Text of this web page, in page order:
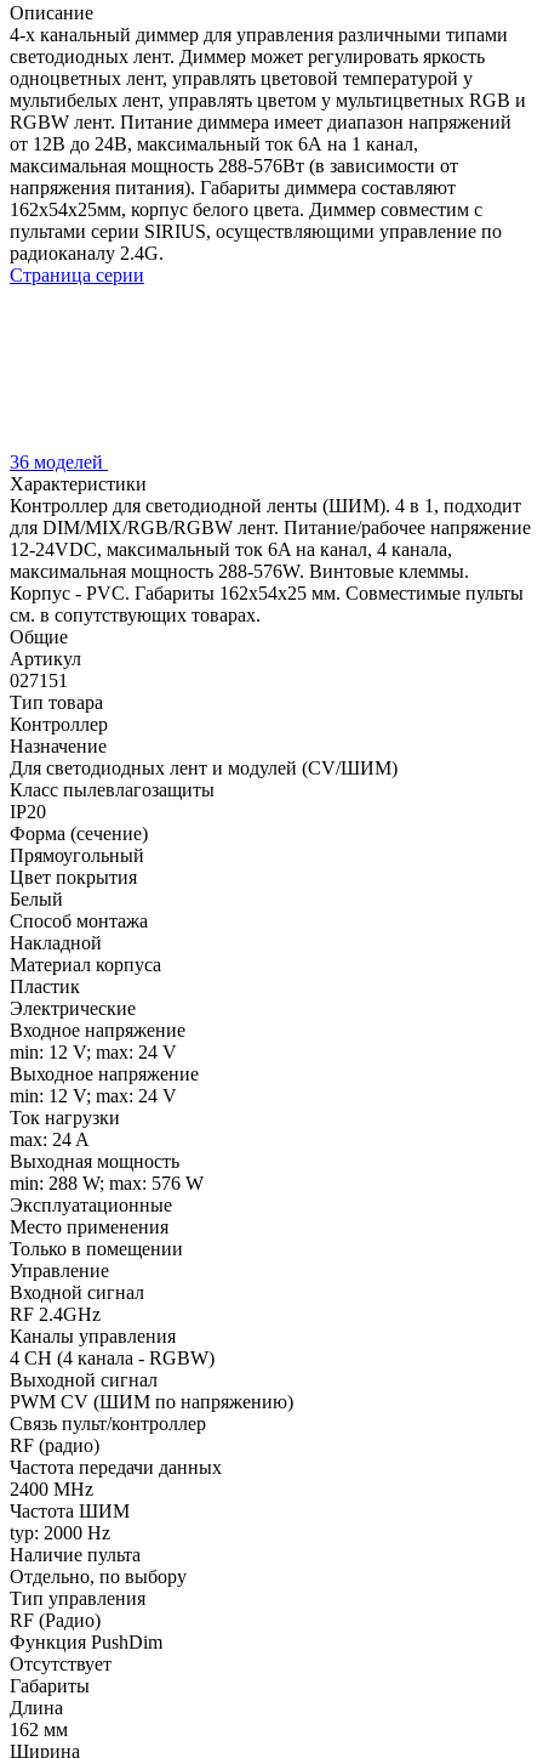
Описание
4-х канальный диммер для управления различными типами
светодиодных лент. Диммер может регулировать яркость
одноцветных лент, управлять цветовой температурой у
мультибелых лент, управлять цветом у мультицветных RGB и
RGBW лент. Питание диммера имеет диапазон напряжений
от 12В до 24В, максимальный ток 6А на 1 канал,
максимальная мощность 288-576Вт (в зависимости от
напряжения питания). Габариты диммера составляют
162х54х25мм, корпус белого цвета. Диммер совместим с
пультами серии SIRIUS, осуществляющими управление по
радиоканалу 2.4G.
Страница серии
36 моделей
Характеристики
Контроллер для светодиодной ленты (ШИМ). 4 в 1, подходит
для DIM/MIX/RGB/RGBW лент. Питание/рабочее напряжение
12-24VDC, максимальный ток 6A на канал, 4 канала,
максимальная мощность 288-576W. Винтовые клеммы.
Корпус - PVC. Габариты 162х54х25 мм. Совместимые пульты
см. в сопутствующих товарах.
Общие
Артикул
027151
Тип товара
Контроллер
Назначение
Для светодиодных лент и модулей (CV/ШИМ)
Класс пылевлагозащиты
IP20
Форма (сечение)
Прямоугольный
Цвет покрытия
Белый
Способ монтажа
Накладной
Материал корпуса
Пластик
Электрические
Входное напряжение
min: 12 V; max: 24 V
Выходное напряжение
min: 12 V; max: 24 V
Ток нагрузки
max: 24 A
Выходная мощность
min: 288 W; max: 576 W
Эксплуатационные
Место применения
Только в помещении
Управление
Входной сигнал
RF 2.4GHz
Каналы управления
4 CH (4 канала - RGBW)
Выходной сигнал
PWM СV (ШИМ по напряжению)
Связь пульт/контроллер
RF (радио)
Частота передачи данных
2400 MHz
Частота ШИМ
typ: 2000 Hz
Наличие пульта
Отдельно, по выбору
Тип управления
RF (Радио)
Функция PushDim
Отсутствует
Габариты
Длина
162 мм
Ширина